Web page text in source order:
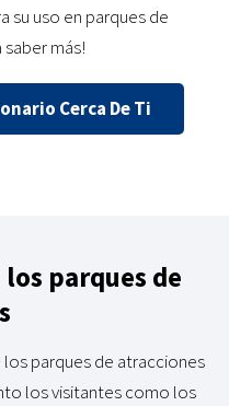
su uso en parques de
más!
Cerca De Ti
parques de
parques de atracciones
los visitantes como los